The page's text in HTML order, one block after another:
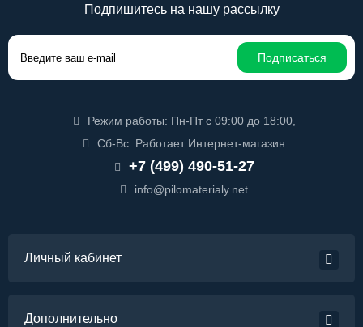
Подпишитесь на нашу рассылку
Подписаться
Режим работы: Пн-Пт с 09:00 до 18:00,
Сб-Вс: Работает Интернет-магазин
+7 (499) 490-51-27
info@pilomaterialy.net
Личный кабинет
Дополнительно